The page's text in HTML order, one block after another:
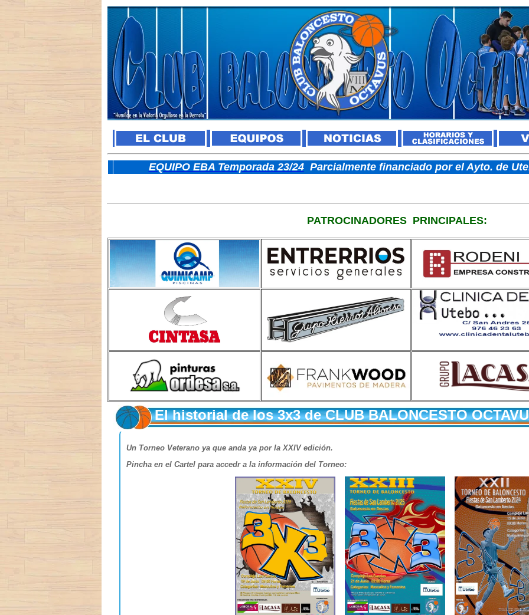
EQUIPO EBA Temporada 23/24 Parcialmente financiado por el Ayto. de
PATROCINADORES PRINCIPALES:
El historial de los 3x3 de CLUB BALONCESTO
Un Torneo Veterano ya que anda ya por la XXIV edición.
Pincha en el Cartel para accedr a la información del Torneo: